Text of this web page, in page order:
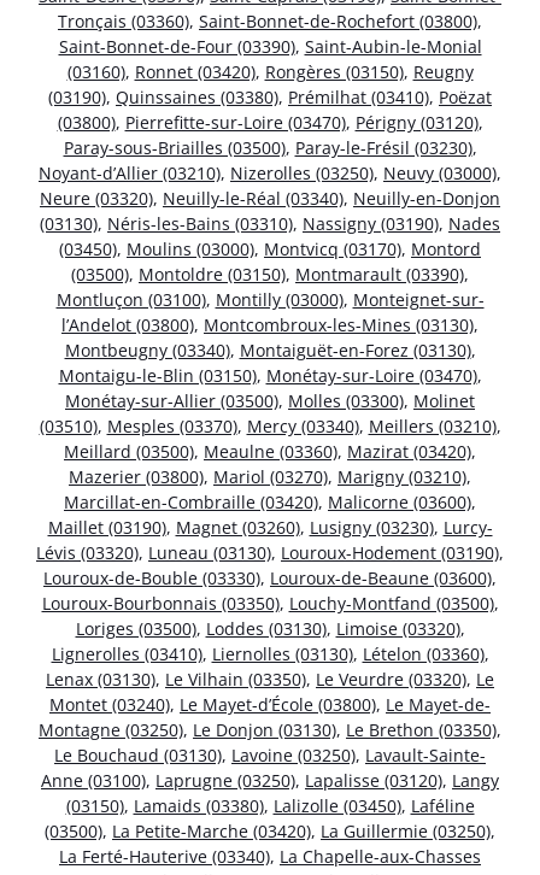
Tronçais (03360), Saint-Bonnet-de-Rochefort (03800),
Saint-Bonnet-de-Four (03390), Saint-Aubin-le-Monial
(03160), Ronnet (03420), Rongères (03150), Reugny
(03190), Quinssaines (03380), Prémilhat (03410), Poëzat
(03800), Pierrefitte-sur-Loire (03470), Périgny (03120),
Paray-sous-Briailles (03500), Paray-le-Frésil (03230),
Noyant-d’Allier (03210), Nizerolles (03250), Neuvy (03000),
Neure (03320), Neuilly-le-Réal (03340), Neuilly-en-Donjon
(03130), Néris-les-Bains (03310), Nassigny (03190), Nades
(03450), Moulins (03000), Montvicq (03170), Montord
(03500), Montoldre (03150), Montmarault (03390),
Montluçon (03100), Montilly (03000), Monteignet-sur-
l’Andelot (03800), Montcombroux-les-Mines (03130),
Montbeugny (03340), Montaiguët-en-Forez (03130),
Montaigu-le-Blin (03150), Monétay-sur-Loire (03470),
Monétay-sur-Allier (03500), Molles (03300), Molinet
(03510), Mesples (03370), Mercy (03340), Meillers (03210),
Meillard (03500), Meaulne (03360), Mazirat (03420),
Mazerier (03800), Mariol (03270), Marigny (03210),
Marcillat-en-Combraille (03420), Malicorne (03600),
Maillet (03190), Magnet (03260), Lusigny (03230), Lurcy-
Lévis (03320), Luneau (03130), Louroux-Hodement (03190),
Louroux-de-Bouble (03330), Louroux-de-Beaune (03600),
Louroux-Bourbonnais (03350), Louchy-Montfand (03500),
Loriges (03500), Loddes (03130), Limoise (03320),
Lignerolles (03410), Liernolles (03130), Lételon (03360),
Lenax (03130), Le Vilhain (03350), Le Veurdre (03320), Le
Montet (03240), Le Mayet-d’École (03800), Le Mayet-de-
Montagne (03250), Le Donjon (03130), Le Brethon (03350),
Le Bouchaud (03130), Lavoine (03250), Lavault-Sainte-
Anne (03100), Laprugne (03250), Lapalisse (03120), Langy
(03150), Lamaids (03380), Lalizolle (03450), Laféline
(03500), La Petite-Marche (03420), La Guillermie (03250),
La Ferté-Hauterive (03340), La Chapelle-aux-Chasses